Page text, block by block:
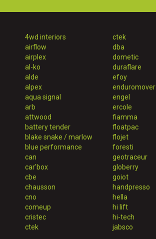
4wd interiors
airflow
airplex
al-ko
alde
alpex
aqua signal
arb
attwood
battery tender
blake snake / marlow
blue performance
can
car'box
cbe
chausson
cno
comeup
cristec
ctek
ctek
dba
dometic
duraflare
efoy
enduromover
engel
ercole
fiamma
floatpac
flojet
foresti
geotraceur
globerry
goiot
handpresso
hella
hi lift
hi-tech
jabsco